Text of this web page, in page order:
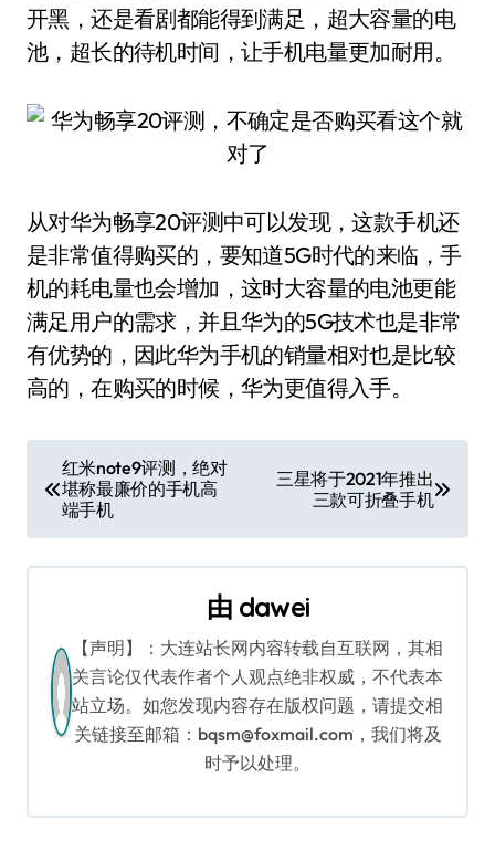
开黑，还是看剧都能得到满足，超大容量的电
池，超长的待机时间，让手机电量更加耐用。
从对华为畅享20评测中可以发现，这款手机还
是非常值得购买的，要知道5G时代的来临，手
机的耗电量也会增加，这时大容量的电池更能
满足用户的需求，并且华为的5G技术也是非常
有优势的，因此华为手机的销量相对也是比较
高的，在购买的时候，华为更值得入手。
章
导
红米note9评测，绝对
堪称最廉价的手机高
端手机
三星将于2021年推出
三款可折叠手机
由 dawei
【声明】：大连站长网内容转载自互联网，其相
关言论仅代表作者个人观点绝非权威，不代表本
站立场。如您发现内容存在版权问题，请提交相
关链接至邮箱：bqsm@foxmail.com，我们将及
时予以处理。